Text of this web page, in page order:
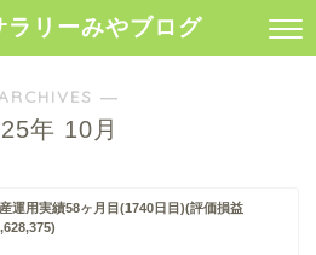
ラリーみやブログ
―
年 10月
運用実績58ヶ月目(1740日目)(評価損益